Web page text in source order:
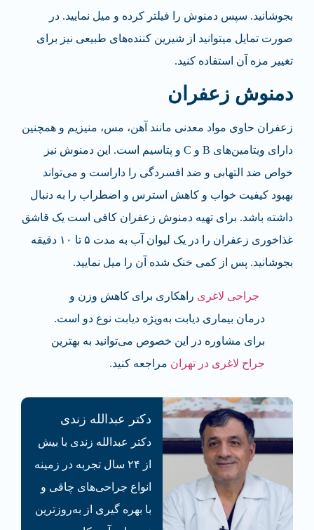
بجوشانید. سپس دمنوش را فیلتر کرده و میل نمایید. در
صورت تمایل می­توانید از شیرین کننده‌های طبیعی نیز برای
تغییر مزه آن استفاده کنید.
دمنوش زعفران
زعفران حاوی مواد معدنی مانند آهن، مس، منیزیم و همچنین
دارای ویتامین‌های B و C و پتاسیم است. این دمنوش نیز
خواص ضد التهابی و ضد افسردگی را داراست و می‌تواند
بهبود کیفیت خواب و کاهش استرس و اضطراب را به دنبال
داشته باشد. برای تهیه دمنوش زعفران کافی است یک قاشق
غذاخوری زعفران را در یک لیوان آب به مدت ۵ تا ۱۰ دقیقه
بجوشانید. پس از کمی خنک شده آن را میل نمایید.
جراحی لاغری راهکاری برای کاهش وزن و
درمان بیماری دیابت به‌ویژه دیابت نوع دو است.
برای مشاوره در این خصوص می‌توانید به بهترین
جراح لاغری در تهران مراجعه کنید.
دکتر عبدالله زندی
دکتر عبدالله زندی با بیش
از ۲۴ سال تجربه در زمینه
انواع جراحی‌های چاقی و
با بهره گیری از به‌روزترین